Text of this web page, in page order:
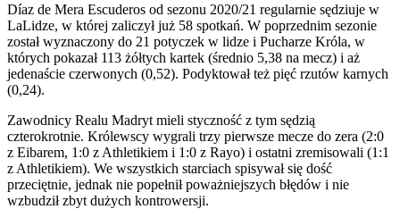
Díaz de Mera Escuderos od sezonu 2020/21 regularnie sędziuje w
LaLidze, w której zaliczył już 58 spotkań. W poprzednim sezonie
został wyznaczony do 21 potyczek w lidze i Pucharze Króla, w
których pokazał 113 żółtych kartek (średnio 5,38 na mecz) i aż
jedenaście czerwonych (0,52). Podyktował też pięć rzutów karnych
(0,24).
Zawodnicy Realu Madryt mieli styczność z tym sędzią
czterokrotnie. Królewscy wygrali trzy pierwsze mecze do zera (2:0
z Eibarem, 1:0 z Athletikiem i 1:0 z Rayo) i ostatni zremisowali (1:1
z Athletikiem). We wszystkich starciach spisywał się dość
przeciętnie, jednak nie popełnił poważniejszych błędów i nie
wzbudził zbyt dużych kontrowersji.